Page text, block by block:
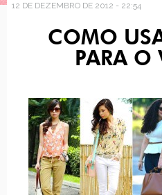
12 DE DEZEMBRO DE 2012 - 22:54
COMO
PARA O